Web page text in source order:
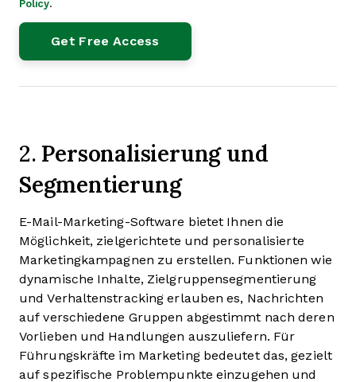
Policy.
2. Personalisierung und
Segmentierung
E-Mail-Marketing-Software bietet Ihnen die
Möglichkeit, zielgerichtete und personalisierte
Marketingkampagnen zu erstellen. Funktionen wie
dynamische Inhalte, Zielgruppensegmentierung
und Verhaltenstracking erlauben es, Nachrichten
auf verschiedene Gruppen abgestimmt nach deren
Vorlieben und Handlungen auszuliefern. Für
Führungskräfte im Marketing bedeutet das, gezielt
auf spezifische Problempunkte einzugehen und